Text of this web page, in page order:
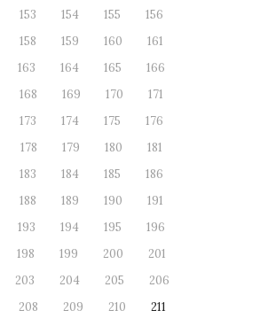
153 154 155
156
158 159 160
161
163 164 165
166
168 169 170
171
173 174 175
176
178 179 180
181
183 184 185
186
188 189 190
191
193 194 195
196
198 199 200
201
203 204 205
206
208 209 210
211